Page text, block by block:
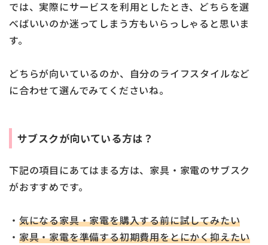
では、実際にサービスを利用としたとき、どちらを選
べばいいのか迷ってしまう方もいらっしゃると思いま
す。
どちらが向いているのか、自分のライフスタイルなど
に合わせて選んでみてくださいね。
サブスクが向いている方は？
下記の項目にあてはまる方は、家具・家電のサブスク
がおすすめです。
・ 気になる家具・家電を購入する前に試してみたい
・ 家具・家電を準備する初期費用をとにかく抑えたい